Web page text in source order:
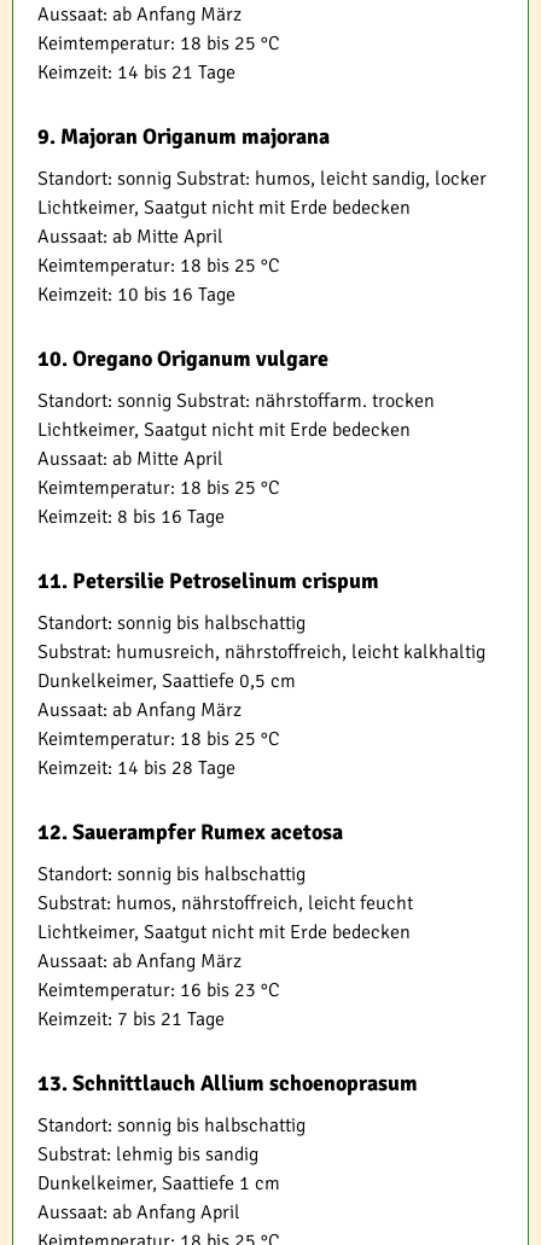
Aussaat: ab Anfang März
Keimtemperatur: 18 bis 25 °C
Keimzeit: 14 bis 21 Tage
9. Majoran Origanum majorana
Standort: sonnig Substrat: humos, leicht sandig, locker
Lichtkeimer, Saatgut nicht mit Erde bedecken
Aussaat: ab Mitte April
Keimtemperatur: 18 bis 25 °C
Keimzeit: 10 bis 16 Tage
10. Oregano Origanum vulgare
Standort: sonnig Substrat: nährstoffarm. trocken
Lichtkeimer, Saatgut nicht mit Erde bedecken
Aussaat: ab Mitte April
Keimtemperatur: 18 bis 25 °C
Keimzeit: 8 bis 16 Tage
11. Petersilie Petroselinum crispum
Standort: sonnig bis halbschattig
Substrat: humusreich, nährstoffreich, leicht kalkhaltig
Dunkelkeimer, Saattiefe 0,5 cm
Aussaat: ab Anfang März
Keimtemperatur: 18 bis 25 °C
Keimzeit: 14 bis 28 Tage
12. Sauerampfer Rumex acetosa
Standort: sonnig bis halbschattig
Substrat: humos, nährstoffreich, leicht feucht
Lichtkeimer, Saatgut nicht mit Erde bedecken
Aussaat: ab Anfang März
Keimtemperatur: 16 bis 23 °C
Keimzeit: 7 bis 21 Tage
13. Schnittlauch Allium schoenoprasum
Standort: sonnig bis halbschattig
Substrat: lehmig bis sandig
Dunkelkeimer, Saattiefe 1 cm
Aussaat: ab Anfang April